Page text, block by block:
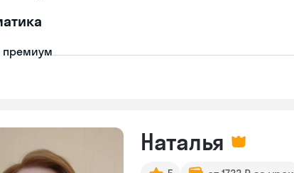
премиум
Наталья